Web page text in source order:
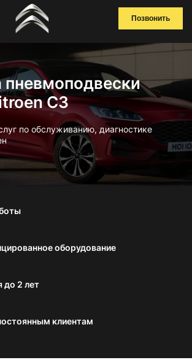
Позвонить
пневмоподвески
C3
по обслуживанию, диагностике
оборудование
до 2 лет
клиентам